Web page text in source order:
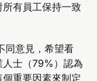
有員工保持一致
同意見，希望看
人士（79%）認為
重要因素來制定